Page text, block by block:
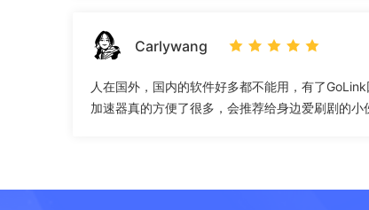
Carlywang
人在国外，国内的软件好多都不能用，有了GoLink
加速器真的方便了很多，会推荐给身边爱刷剧的小